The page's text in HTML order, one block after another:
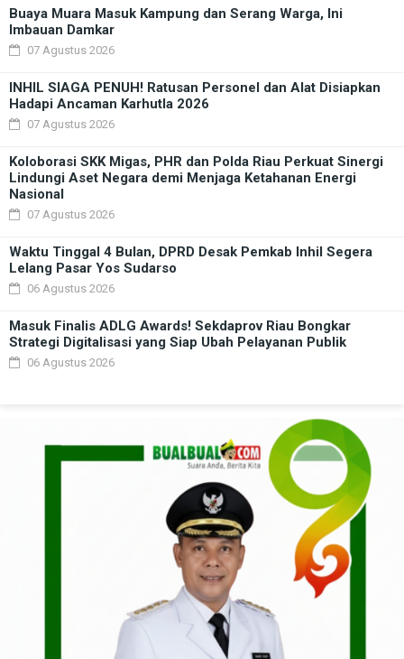
Buaya Muara Masuk Kampung dan Serang Warga, Ini
Imbauan Damkar
07 Agustus 2026
INHIL SIAGA PENUH! Ratusan Personel dan Alat Disiapkan
Hadapi Ancaman Karhutla 2026
07 Agustus 2026
Koloborasi SKK Migas, PHR dan Polda Riau Perkuat Sinergi
Lindungi Aset Negara demi Menjaga Ketahanan Energi
Nasional
07 Agustus 2026
Waktu Tinggal 4 Bulan, DPRD Desak Pemkab Inhil Segera
Lelang Pasar Yos Sudarso
06 Agustus 2026
Masuk Finalis ADLG Awards! Sekdaprov Riau Bongkar
Strategi Digitalisasi yang Siap Ubah Pelayanan Publik
06 Agustus 2026